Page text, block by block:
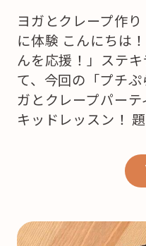
ヨガとクレープ作
に体験 こんにちは
んを応援！」ステ
て、今回の「プチ
ガとクレープパー
キッドレッスン！